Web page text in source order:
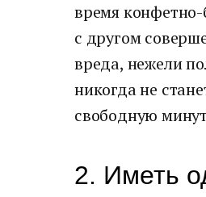
время конфетно-
с другом
вреда, нежели
никогда не
свободную
2. Иметь